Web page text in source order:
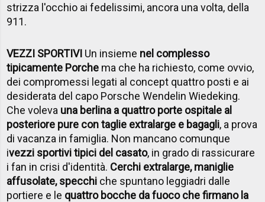
strizza l'occhio ai fedelissimi, ancora una volta, della
911.
VEZZI SPORTIVI Un insieme nel complesso
tipicamente Porche ma che ha richiesto, come ovvio,
dei compromessi legati al concept quattro posti e ai
desiderata del capo Porsche Wendelin Wiedeking.
Che voleva una berlina a quattro porte ospitale al
posteriore pure con taglie extralarge e bagagli, a prova
di vacanza in famiglia. Non mancano comunque
ivezzi sportivi tipici del casato, in grado di rassicurare
i fan in crisi d'identità. Cerchi extralarge, maniglie
affusolate, specchi che spuntano leggiadri dalle
portiere e le quattro bocche da fuoco che firmano la